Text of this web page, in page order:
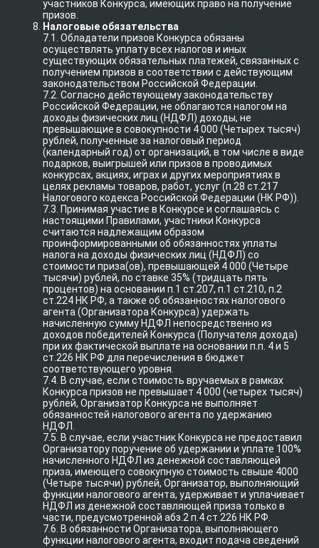
участников Конкурса, имеющих право на получение
призов.
Налоговые обязательства
7.1. Обладатели призов Конкурса обязаны
осуществлять уплату всех налогов и иных
существующих обязательных платежей, связанных с
получением призов в соответствии с действующим
законодательством Российской Федерации.
7.2. Согласно действующему законодательству
Российской Федерации, не облагаются налогом на
доходы физических лиц (НДФЛ) доходы, не
превышающие в совокупности 4 000 (Четырех тысяч)
рублей, полученные за налоговый период
(календарный год) от организаций, в том числе в виде
подарков, выигрышей или призов в проводимых
конкурсах, акциях, играх и других мероприятиях в
целях рекламы товаров, работ, услуг (п.28 ст.217
Налогового кодекса Российской Федерации (НК РФ)).
7.3. Принимая участие в Конкурсе и соглашаясь с
настоящими Правилами, участники Конкурса
считаются надлежащим образом
проинформированными об обязанностях уплаты
налога на доходы физических лиц (НДФЛ) со
стоимости приза(ов), превышающей 4 000 (Четыре
тысячи) рублей, по ставке 35% (тридцать пять
процентов) на основании п.1 ст.207, п.1 ст.210, п.2
ст.224 НК РФ, а также об обязанностях налогового
агента (Организатора Конкурса) удержать
начисленную сумму НДФЛ непосредственно из
доходов победителей Конкурса (Получателя дохода)
при их фактической выплате на основании п.п. 4 и 5
ст.226 НК РФ для перечисления в бюджет
соответствующего уровня.
7.4. В случае, если стоимость вручаемых в рамках
Конкурса призов не превышает 4 000 (четырех тысяч)
рублей, Организатор Конкурса не выполняет
обязанностей налогового агента по удержанию
НДФЛ.
7.5. В случае, если участник Конкурса не предоставил
Организатору поручение об удержании и уплате 100%
начисленного НДФЛ из денежной составляющей
приза, имеющего совокупную стоимость свыше 4000
(Четыре тысячи) рублей, Организатор, выполняющий
функции налогового агента, удерживает и уплачивает
НДФЛ из денежной составляющей приза только в
части, предусмотренной абз.2 п.4 ст.226 НК РФ.
7.6. В обязанности Организатора, выполняющего
функции налогового агента, входит подача сведений